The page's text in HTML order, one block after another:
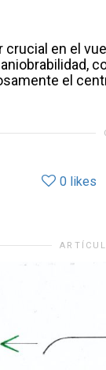
en el
el
0 likes